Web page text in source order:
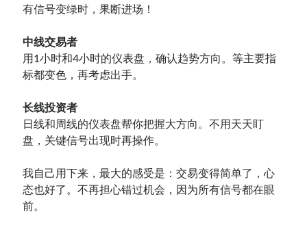
有信号变绿时，果断进场！
中线交易者
用1小时和4小时的仪表盘，确认趋势方向。等主要指
标都变色，再考虑出手。
长线投资者
日线和周线的仪表盘帮你把握大方向。不用天天盯
盘，关键信号出现时再操作。
我自己用下来，最大的感受是：交易变得简单了，心
态也好了。不再担心错过机会，因为所有信号都在眼
前。